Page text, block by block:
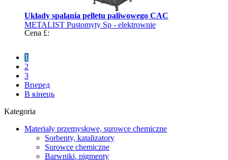
Układy spalania pelletu paliwowego CAC
METALIST Pustomyty Sp - elektrownie
Cena £:
1
2
3
Вперед
В кінець
Kategoria
Materiały przemysłowe, surowce chemiczne
Sorbenty, katalizatory
Surowce chemiczne
Barwniki, pigmenty